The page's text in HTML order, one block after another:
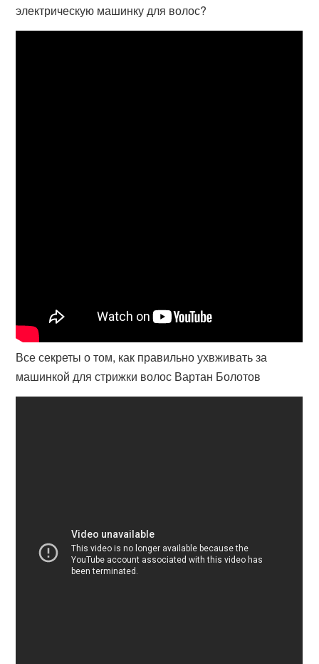
электрическую машинку для волос?
Все секреты о том, как правильно ухвживать за
машинкой для стрижки волос Вартан Болотов